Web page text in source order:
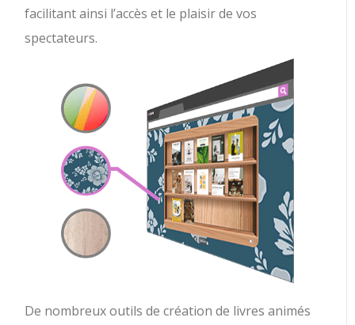
facilitant ainsi l’accès et le plaisir de vos
spectateurs.
De nombreux outils de création de livres animés